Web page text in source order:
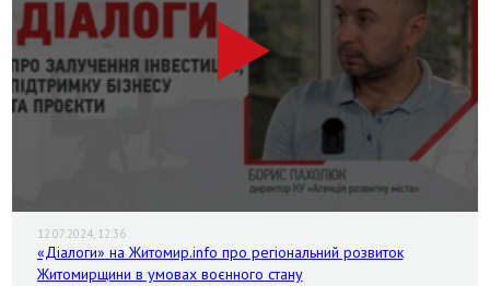
12.07.2024, 12:36
«Діалоги» на Житомир.info про регіональний розвиток
Житомирщини в умовах воєнного стану